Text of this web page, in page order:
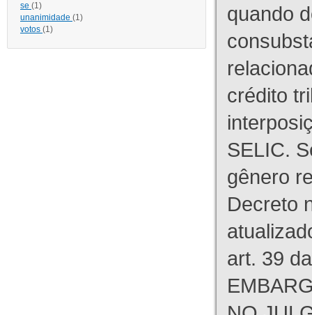
se (1)
unanimidade (1)
votos (1)
quando
crédito
SELIC.
gênero
Decreto
art. 39